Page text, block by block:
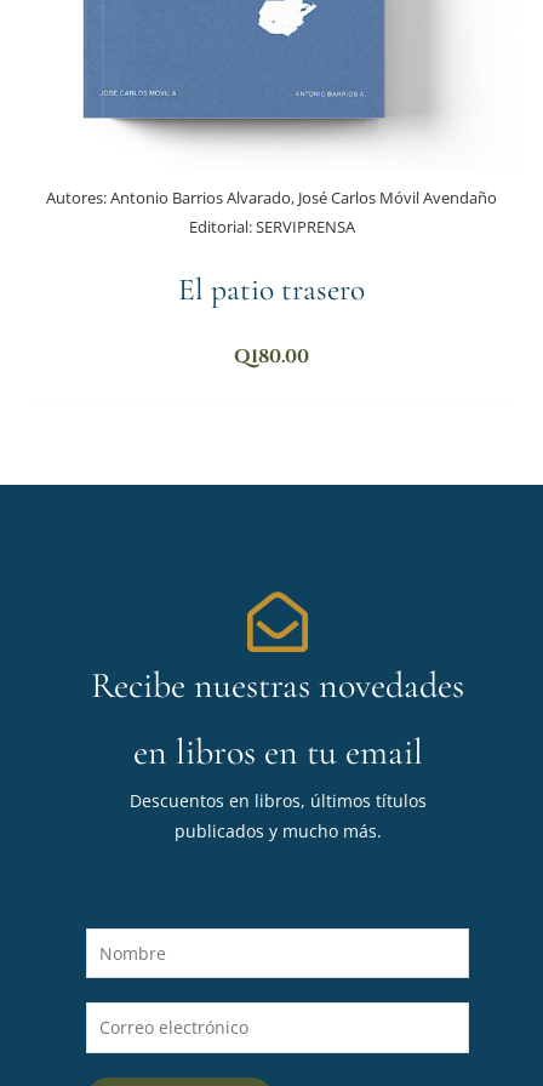
Autores:Antonio Barrios Alvarado, José Carlos Móvil Avendaño
Editorial:SERVIPRENSA
El patio trasero
Q180.00
Recibe nuestras novedades
en libros en tu email
Descuentos en libros, últimos títulos
publicados y mucho más.
o
m
o